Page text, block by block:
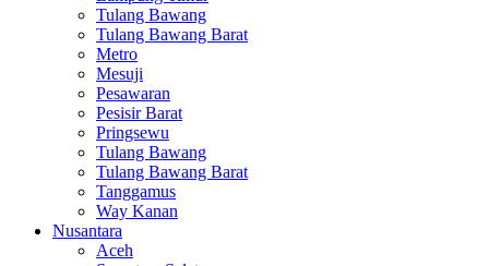
Tulang Bawang
Tulang Bawang Barat
Metro
Mesuji
Pesawaran
Pesisir Barat
Pringsewu
Tulang Bawang
Tulang Bawang Barat
Tanggamus
Way Kanan
Nusantara
Aceh